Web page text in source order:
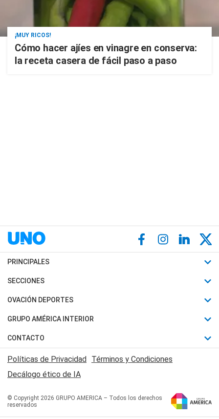
¡MUY RICOS!
Cómo hacer ajíes en vinagre en conserva:
la receta casera de fácil paso a paso
PRINCIPALES
Últimas Noticias
Política
Judiciales
Economia
SECCIONES
Horóscopo
Motores
Trucos caseros
Series y Películas
Edictos y Solicitadas
OVACIÓN DEPORTES
Fútbol
Mundial
Automovilismo
Rugby
Básquet
GRUPO AMÉRICA INTERIOR
Canal 7 en Vivo
San Juan 8
CONTACTO
Acerca de Nosotros
Contactanos
Políticas de Privacidad Términos y Condiciones
Decálogo ético de IA
© Copyright 2026 GRUPO AMERICA – Todos los derechos
reservados